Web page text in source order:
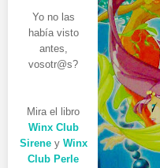
Yo no las
había visto
antes,
vosotr@s?
Mira el libro
Winx Club
Sireney Winx
Club Perle